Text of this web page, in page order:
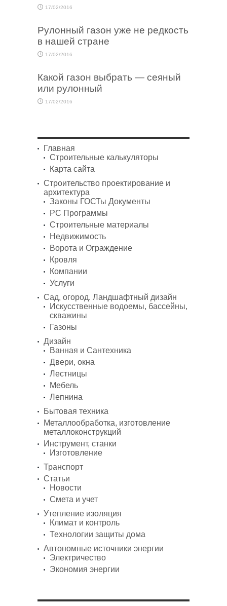
17/02/2016
Рулонный газон уже не редкость
в нашей стране
17/02/2016
Какой газон выбрать — сеяный
или рулонный
17/02/2016
Главная
Строительные калькуляторы
Карта сайта
Строительство проектирование и
архитектура
Законы ГОСТы Документы
PC Программы
Строительные материалы
Недвижимость
Ворота и Ограждение
Кровля
Компании
Услуги
Сад, огород. Ландшафтный дизайн
Искусственные водоемы, бассейны,
скважины
Газоны
Дизайн
Ванная и Сантехника
Двери, окна
Лестницы
Мебель
Лепнина
Бытовая техника
Металлообработка, изготовление
металлоконструкций
Инструмент, станки
Изготовление
Транспорт
Статьи
Новости
Смета и учет
Утепление изоляция
Климат и контроль
Технологии защиты дома
Автономные источники энергии
Электричество
Экономия энергии